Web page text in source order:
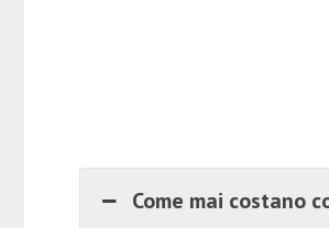
Come mai costano